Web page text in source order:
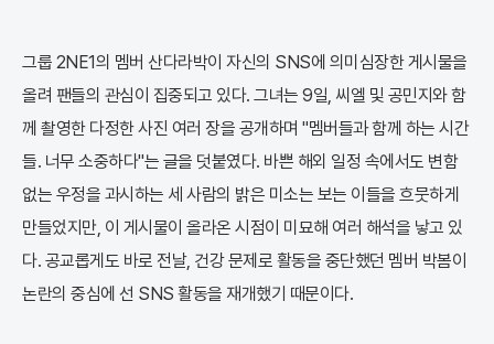
그룹 2NE1의 멤버 산다라박이 자신의 SNS에 의미심장한 게시물을
올려 팬들의 관심이 집중되고 있다. 그녀는 9일, 씨엘 및 공민지와 함
께 촬영한 다정한 사진 여러 장을 공개하며 "멤버들과 함께 하는 시간
들. 너무 소중하다"는 글을 덧붙였다. 바쁜 해외 일정 속에서도 변함
없는 우정을 과시하는 세 사람의 밝은 미소는 보는 이들을 흐뭇하게
만들었지만, 이 게시물이 올라온 시점이 미묘해 여러 해석을 낳고 있
다. 공교롭게도 바로 전날, 건강 문제로 활동을 중단했던 멤버 박봄이
논란의 중심에 선 SNS 활동을 재개했기 때문이다.